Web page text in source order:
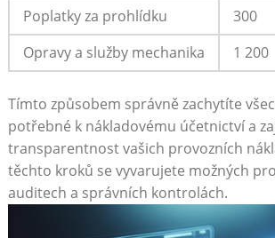
Poplatky za prohlídku 300
Opravy a služby mechanika
1 200
Tímto způsobem správně zachytíte
potřebné k nákladovému účetnictví a
transparentnost vašich provozních
těchto kroků se vyvarujete možných
auditech a správních kontrolách.